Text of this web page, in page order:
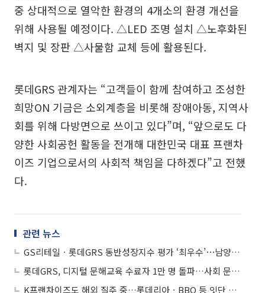
중 상대적으로 열악한 환경의 4개소의 환경 개선을
위해 사용될 예정이다. △LED 조명 설치 △노후화된
벽지 및 장판 △사물함 교체 등에 활용된다.
롯데GRS 관계자는 “고객들이 함께 참여하고 조성한
희망ON 기금은 소외계층을 비롯해 장애아동, 지역사
회를 위해 다방면으로 쓰이고 있다”며, “앞으로도 다
양한 사회공헌 활동을 전개해 대한민국 대표 프랜차
이즈 기업으로서의 사회적 책임을 다하겠다”고 전했
다.
관련 뉴스
GS리테일ㆍ롯데GRS 동반성장지수 평가 ‘최우수’⋯남양유업은 ‘우수’ 획득
롯데GRS, 디지털 문해교육 수료자 1만 명 돌파…사회 문제 해결 앞장
K프랜차이즈도 해외 질주 중…롯데리아ㆍBBQ 등 잇단 진출